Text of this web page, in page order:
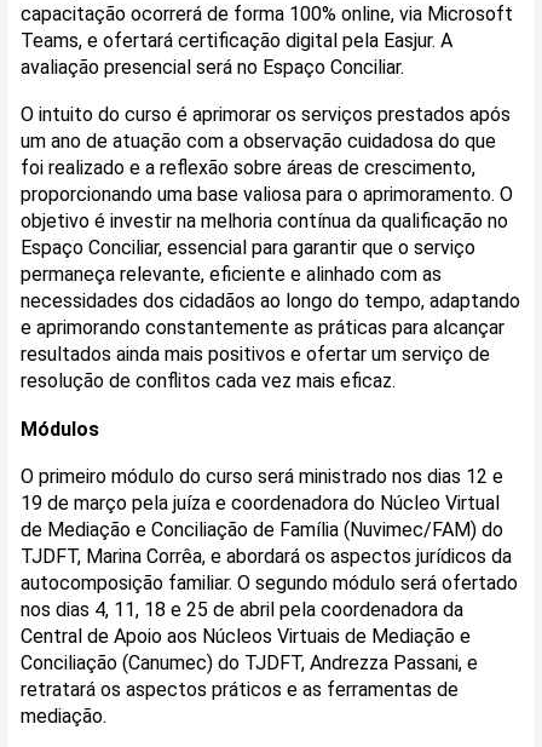
capacitação ocorrerá de forma 100% online, via Microsoft
Teams, e ofertará certificação digital pela Easjur. A
avaliação presencial será no Espaço Conciliar.
O intuito do curso é aprimorar os serviços prestados após
um ano de atuação com a observação cuidadosa do que
foi realizado e a reflexão sobre áreas de crescimento,
proporcionando uma base valiosa para o aprimoramento. O
objetivo é investir na melhoria contínua da qualificação no
Espaço Conciliar, essencial para garantir que o serviço
permaneça relevante, eficiente e alinhado com as
necessidades dos cidadãos ao longo do tempo, adaptando
e aprimorando constantemente as práticas para alcançar
resultados ainda mais positivos e ofertar um serviço de
resolução de conflitos cada vez mais eficaz.
Módulos
O primeiro módulo do curso será ministrado nos dias 12 e
19 de março pela juíza e coordenadora do Núcleo Virtual
de Mediação e Conciliação de Família (Nuvimec/FAM) do
TJDFT, Marina Corrêa, e abordará os aspectos jurídicos da
autocomposição familiar. O segundo módulo será ofertado
nos dias 4, 11, 18 e 25 de abril pela coordenadora da
Central de Apoio aos Núcleos Virtuais de Mediação e
Conciliação (Canumec) do TJDFT, Andrezza Passani, e
retratará os aspectos práticos e as ferramentas de
mediação.